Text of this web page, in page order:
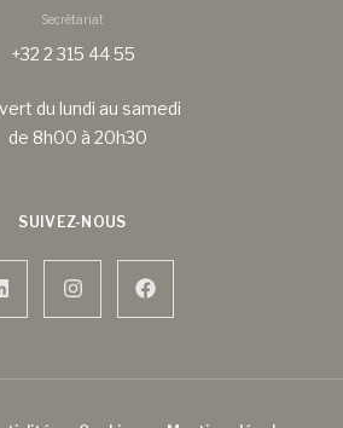
Secrétariat
+32 2 315 44 55
du lundi au samedi
de 8h00 à 20h30
SUIVEZ-NOUS